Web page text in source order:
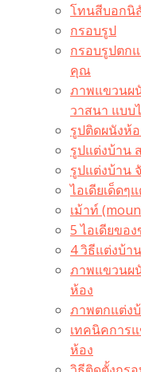
โทนสีบอกนิ
กรอบรูป
กรอบรูปตก
คุณ
ภาพแขวนผ
วาสนา แบบ
รูปติดผนังห้
รูปแต่งบ้าน
รูปแต่งบ้าน
ไอเดียเด็ดๆ
เม้าท์
5 ไอเดียขอ
4 วิธีแต่งบ้า
ภาพแขวนผ
ห้อง
ภาพตกแต่ง
เทคนิคการ
ห้อง